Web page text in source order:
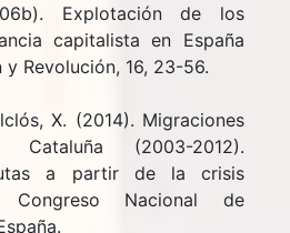
Explotación de los
capitalista en España
y Revolución, 16, 23-56.
X. (2014). Migraciones
Cataluña (2003-2012).
a partir de la crisis
Congreso Nacional de